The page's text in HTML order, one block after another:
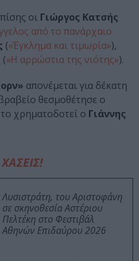
οι Γιώργος Κατσής
από το πανάρχαιο
(«Έγκλημα και τιμωρία»),
(«Η αρρώστια της νιότης»).
απονέμεται για δέκατη
θεσμοθέτησε ο
το χρηματοδοτεί ο Γιάννης
Λυσιστράτη, του Αριστοφάνη
σε σκηνοθεσία Αστέριου
Πελτέκη στο Φεστιβάλ
Αθηνών Επιδαύρου 2026